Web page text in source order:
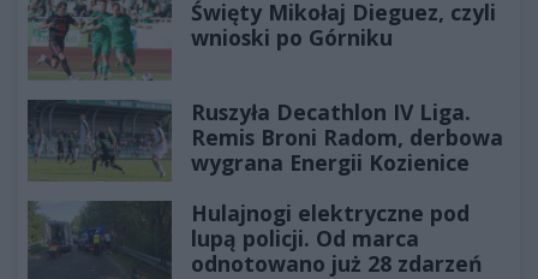
Święty Mikołaj Dieguez, czyli
wnioski po Górniku
Ruszyła Decathlon IV Liga.
Remis Broni Radom, derbowa
wygrana Energii Kozienice
Hulajnogi elektryczne pod
lupą policji. Od marca
odnotowano już 28 zdarzeń